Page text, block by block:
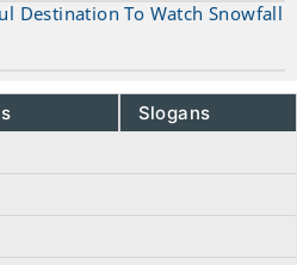
Destination To Watch Snowfall
Slogans